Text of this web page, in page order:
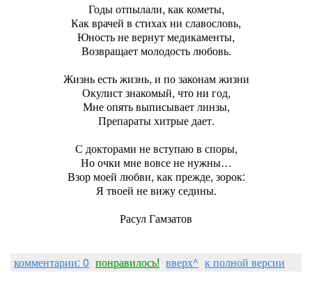
Годы отпылали, как кометы,
Как врачей в стихах ни славословь,
Юность не вернут медикаменты,
Возвращает молодость любовь.
Жизнь есть жизнь, и по законам жизни
Окулист знакомый, что ни год,
Мне опять выписывает линзы,
Препараты хитрые дает.
С докторами не вступаю в споры,
Но очки мне вовсе не нужны…
Взор моей любви, как прежде, зорок:
Я твоей не вижу седины.
Расул Гамзатов
комментарии: 0 понравилось! вверх^ к полной версии